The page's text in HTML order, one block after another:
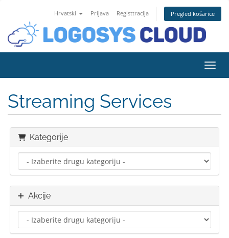
Hrvatski Prijava Registtracija Pregled košarice
Streaming Services
Kategorije
Akcije